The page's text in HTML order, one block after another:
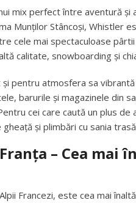
mix perfect între aventură
Munților Stâncoși, Whistler
cele mai spectaculoase
calitate, snowboarding și
pentru atmosfera sa
barurile și magazinele din
cei care caută un plus
și plimbări cu sania
– Cea mai
Francezi, este cea mai